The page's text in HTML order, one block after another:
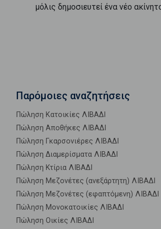
μόλις δημοσιευτεί ένα νέο
Παρόμοιες αναζητήσεις
Πώληση Κατοικίες ΛΙΒΑΔΙ
Πώληση Αποθήκες ΛΙΒΑΔΙ
Πώληση Γκαρσονιέρες ΛΙΒΑΔΙ
Πώληση Διαμερίσματα ΛΙΒΑΔΙ
Πώληση Κτίρια ΛΙΒΑΔΙ
Πώληση Μεζονέτες (ανεξάρτητη) ΛΙΒΑΔΙ
Πώληση Μεζονέτες (εφαπτόμενη) ΛΙΒΑΔΙ
Πώληση Μονοκατοικίες ΛΙΒΑΔΙ
Πώληση Οικίες ΛΙΒΑΔΙ